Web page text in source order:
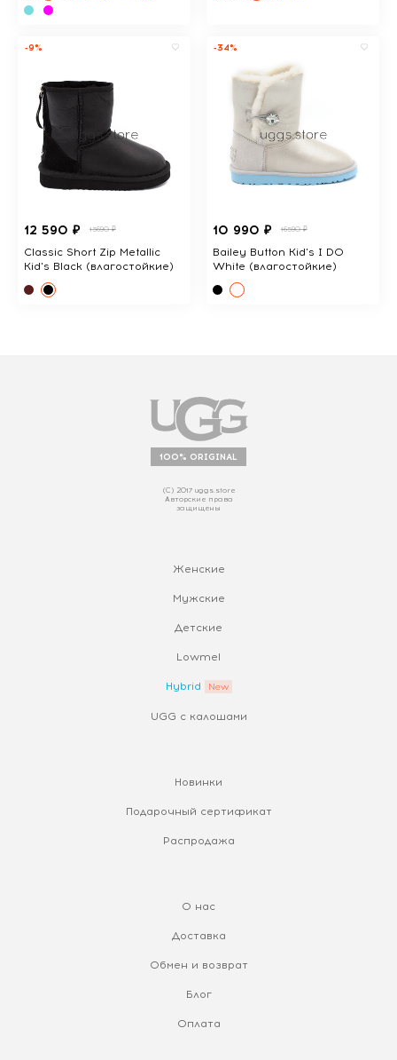
-9%
12 590 ₽ 13690 ₽
Classic Short Zip Metallic
Kid's Black (влагостойкие)
-34%
10 990 ₽ 16590 ₽
Bailey Button Kid's I DO
White (влагостойкие)
100% ORIGINAL
(С) 2017 uggs.store
Авторские права
защищены
Женские
Мужские
Детские
Lowmel
Hybrid
UGG с калошами
Новинки
Подарочный сертификат
Распродажа
О нас
Доставка
Обмен и возврат
Блог
Оплата